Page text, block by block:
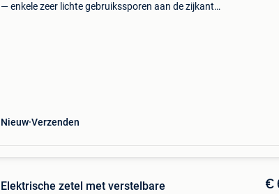
— enkele zeer lichte gebruikssporen aan de zijkant,
Nieuw Verzenden
Elektrische zetel met verstelbare
€